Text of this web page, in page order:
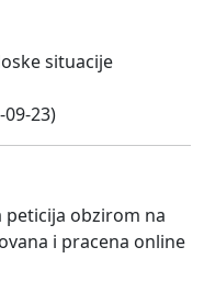
situacije
23)
peticija obzirom na
i pracena online